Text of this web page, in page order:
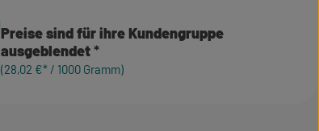
Preise sind für ihre Kundengruppe
ausgeblendet
(28,02 €* / 1000 Gramm)